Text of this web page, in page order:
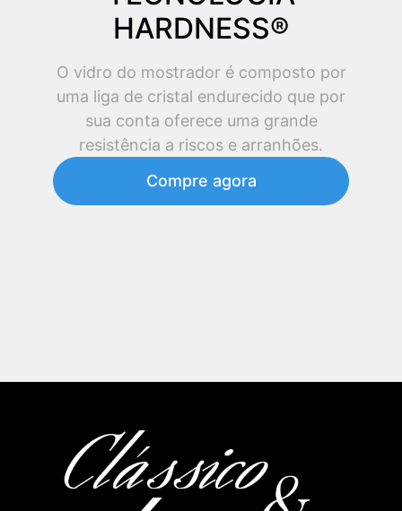
HARDNESS®
O vidro do mostrador é composto por
uma liga de cristal endurecido que por
sua conta oferece uma grande
resistência a riscos e arranhões.
Compre agora